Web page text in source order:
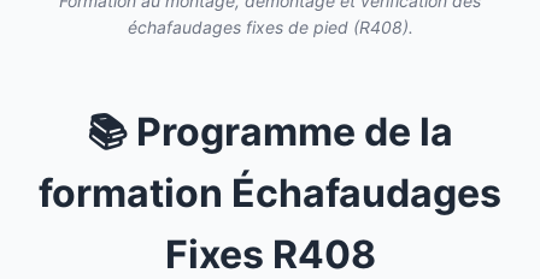
échafaudages fixes de pied (R408).
📚 Programme de la
formation Échafaudages
Fixes R408